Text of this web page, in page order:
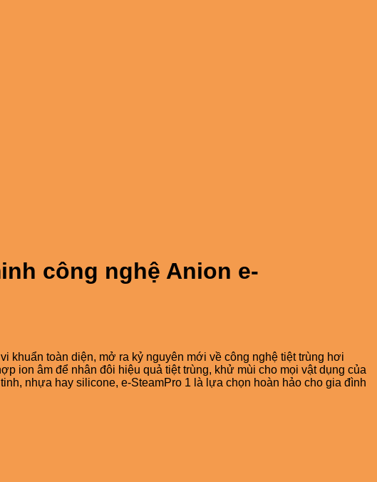
công nghệ Anion e-
khuẩn toàn diện, mở ra kỷ nguyên mới về công nghệ tiệt trùng hơi
ion âm để nhân đôi hiệu quả tiệt trùng, khử mùi cho mọi vật dụng của
nhựa hay silicone, e-SteamPro 1 là lựa chọn hoàn hảo cho gia đình